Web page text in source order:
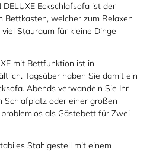
Eckschlafsofa ist der
Bettkasten, welcher zum Relaxen
Stauraum für kleine Dinge
mit Bettfunktion ist in
Tagsüber haben Sie damit ein
Abends verwandeln Sie Ihr
Schlafplatz oder einer großen
als Gästebett für Zwei
Stahlgestell mit einem